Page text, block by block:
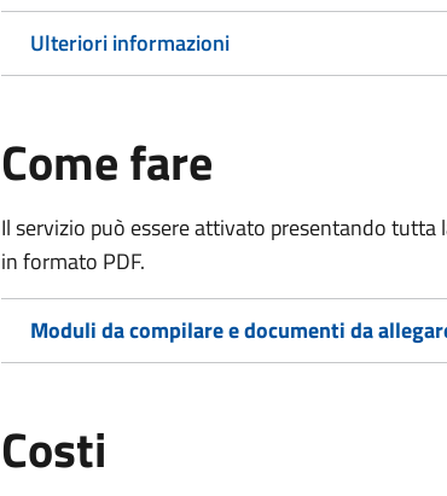
Ulteriori informazioni
Come fare
Il servizio può essere attivato presentando
in formato PDF.
Moduli da compilare e documenti da
Costi